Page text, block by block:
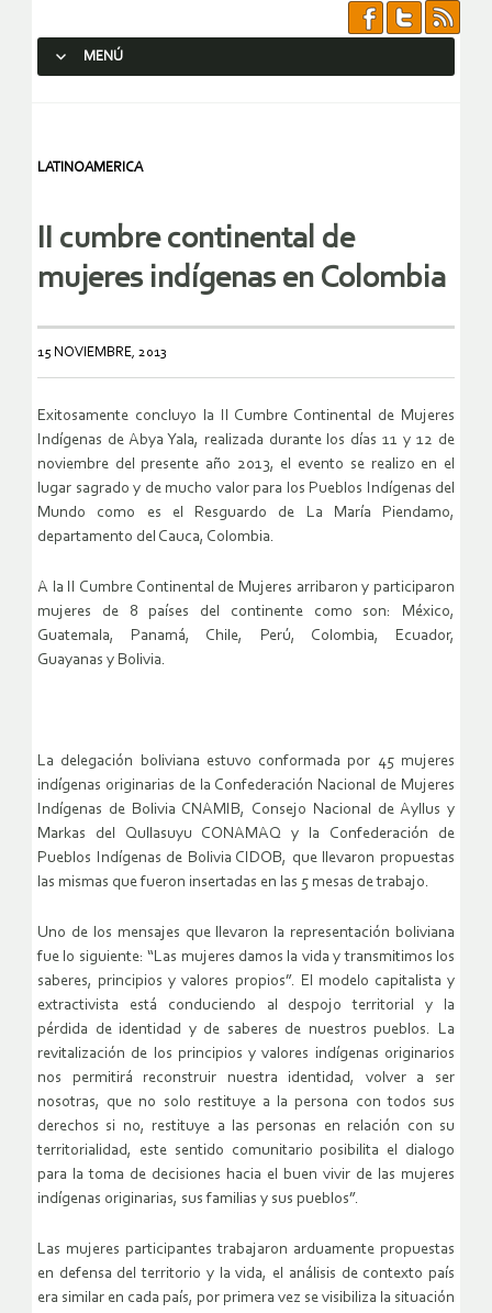
MENÚ
LATINOAMERICA
II cumbre continental de
mujeres indígenas en Colombia
15 NOVIEMBRE, 2013
Exitosamente concluyo la II Cumbre Continental de Mujeres
Indígenas de Abya Yala, realizada durante los días 11 y 12 de
noviembre del presente año 2013, el evento se realizo en el
lugar sagrado y de mucho valor para los Pueblos Indígenas del
Mundo como es el Resguardo de La María Piendamo,
departamento del Cauca, Colombia.
A la II Cumbre Continental de Mujeres arribaron y participaron
mujeres de 8 países del continente como son: México,
Guatemala, Panamá, Chile, Perú, Colombia, Ecuador,
Guayanas y Bolivia.
La delegación boliviana estuvo conformada por 45 mujeres
indígenas originarias de la Confederación Nacional de Mujeres
Indígenas de Bolivia CNAMIB, Consejo Nacional de Ayllus y
Markas del Qullasuyu CONAMAQ y la Confederación de
Pueblos Indígenas de Bolivia CIDOB, que llevaron propuestas
las mismas que fueron insertadas en las 5 mesas de trabajo.
Uno de los mensajes que llevaron la representación boliviana
fue lo siguiente: “Las mujeres damos la vida y transmitimos los
saberes, principios y valores propios”. El modelo capitalista y
extractivista está conduciendo al despojo territorial y la
pérdida de identidad y de saberes de nuestros pueblos. La
revitalización de los principios y valores indígenas originarios
nos permitirá reconstruir nuestra identidad, volver a ser
nosotras, que no solo restituye a la persona con todos sus
derechos si no, restituye a las personas en relación con su
territorialidad, este sentido comunitario posibilita el dialogo
para la toma de decisiones hacia el buen vivir de las mujeres
indígenas originarias, sus familias y sus pueblos”.
Las mujeres participantes trabajaron arduamente propuestas
en defensa del territorio y la vida, el análisis de contexto país
era similar en cada país, por primera vez se visibiliza la situación